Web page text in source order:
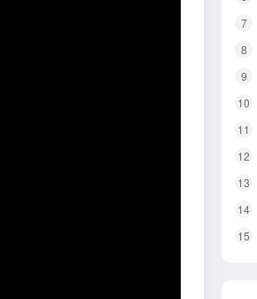
7
8
9
10
11
12
13
14
15